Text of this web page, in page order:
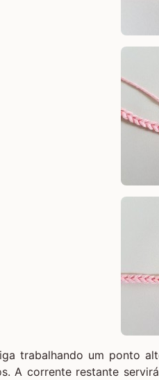
trabalhando um ponto
A corrente restante